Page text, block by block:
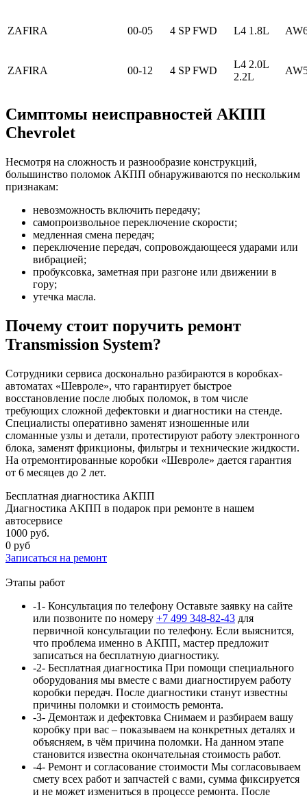
ZAFIRA 00-05 4 SP FWD L4 1.8L
ZAFIRA 00-12 4 SP FWD
L4 2.0L
2.2L
Симптомы неисправностей АКПП
Chevrolet
Несмотря на сложность и разнообразие конструкций,
большинство поломок АКПП обнаруживаются по нескольким
признакам:
невозможность включить передачу;
самопроизвольное переключение скорости;
медленная смена передач;
переключение передач, сопровождающееся ударами или
вибрацией;
пробуксовка, заметная при разгоне или движении в
гору;
утечка масла.
Почему стоит поручить ремонт
Transmission System?
Сотрудники сервиса досконально разбираются в коробках-
автоматах «Шевроле», что гарантирует быстрое
восстановление после любых поломок, в том числе
требующих сложной дефектовки и диагностики на стенде.
Специалисты оперативно заменят изношенные или
сломанные узлы и детали, протестируют работу электронного
блока, заменят фрикционы, фильтры и технические жидкости.
На отремонтированные коробки «Шевроле» дается гарантия
от 6 месяцев до 2 лет.
Бесплатная диагностика АКПП
Диагностика АКПП в подарок при ремонте в нашем
автосервисе
1000 руб.
0 руб
Записаться на ремонт
Этапы работ
-1- Консультация по телефону Оставьте заявку на сайте
или позвоните по номеру +7 499 348-82-43 для
первичной консультации по телефону. Если выяснится,
что проблема именно в АКПП, мастер предложит
записаться на бесплатную диагностику.
-2- Бесплатная диагностика При помощи специального
оборудования мы вместе с вами диагностируем работу
коробки передач. После диагностики станут известны
причины поломки и стоимость ремонта.
-3- Демонтаж и дефектовка Снимаем и разбираем вашу
коробку при вас – показываем на конкретных деталях и
объясняем, в чём причина поломки. На данном этапе
становится известна окончательная стоимость работ.
-4- Ремонт и согласование стоимости Мы согласовываем
смету всех работ и запчастей с вами, сумма фиксируется
и не может измениться в процессе ремонта. После